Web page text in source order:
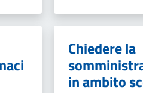
Chiedere la
in ambito